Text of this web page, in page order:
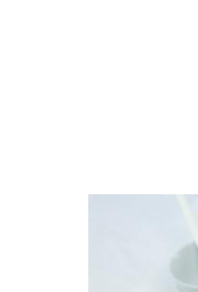
Кисломолочные